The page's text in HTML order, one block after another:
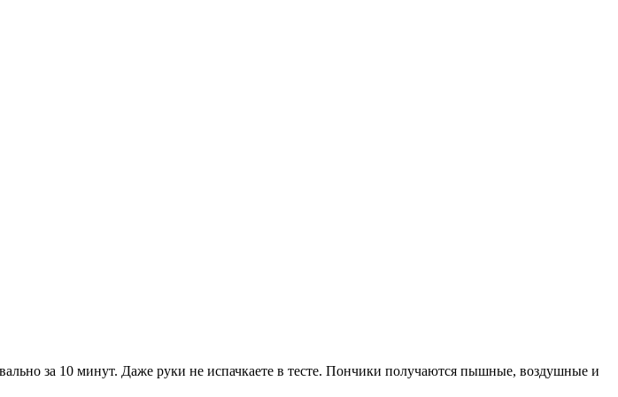
за 10 минут. Даже руки не испачкаете в тесте. Пончики получаются пышные, воздушные и